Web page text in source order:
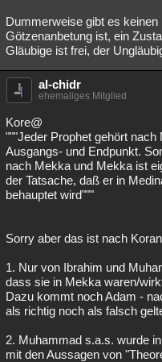
Dummerweise gibt es
Götzenanbetung ist, ein
Gläubige ist frei, der
al-chidr
ehemaliges Mitglied
Kore@
"""Jeder Prophet gehört
Ausgangs- und Endpunkt.
nach Mekka und Mekka ist
der Tatsache, daß er in
behauptet wird"""
Sorry aber das ist nach
1. Nur von Ibrahim und
dass sie in Mekka waren/
Dazu kommt noch Adam -
als richtig noch als falsch
2. Muhammad s.a.s. wurde
mit den Aussagen von